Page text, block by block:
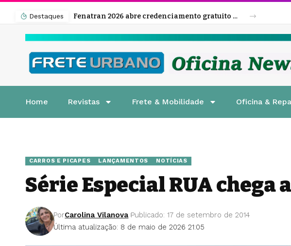
Destaques Fenatran 2026 abre credenciamento gratuito para visitantes
Home Revistas Frete & Mobilidade Oficina &
CARROS E PICAPES LANÇAMENTOS NOTÍCIAS
Série Especial RUA chega
Última atualização: 8 de maio de 2026 21:05
PorCarolina Vilanova Publicado: 17 de setembro de 2014